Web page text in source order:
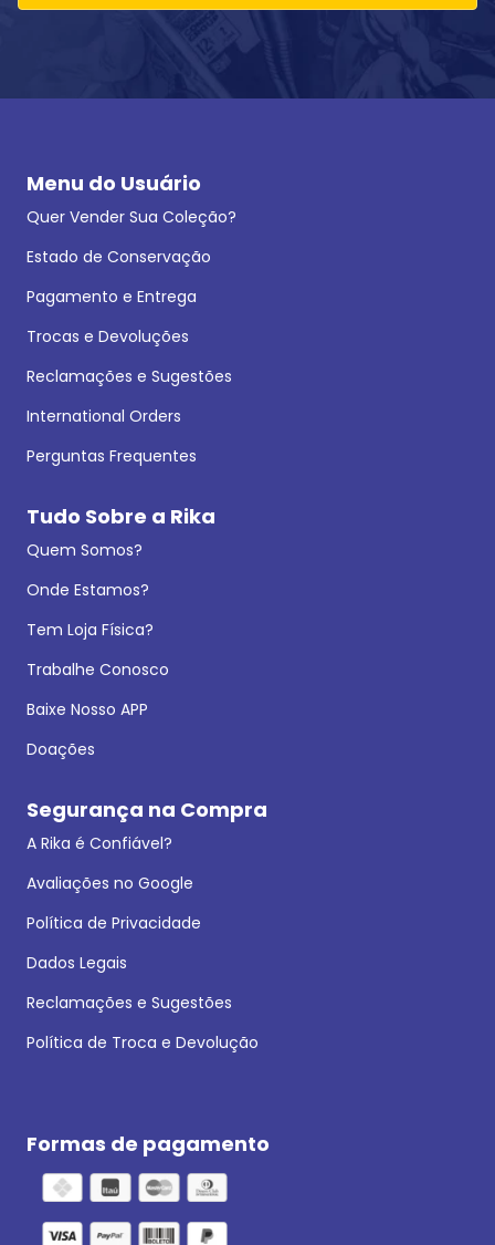
Menu do Usuário
Quer Vender Sua Coleção?
Estado de Conservação
Pagamento e Entrega
Trocas e Devoluções
Reclamações e Sugestões
International Orders
Perguntas Frequentes
Tudo Sobre a Rika
Quem Somos?
Onde Estamos?
Tem Loja Física?
Trabalhe Conosco
Baixe Nosso APP
Doações
Segurança na Compra
A Rika é Confiável?
Avaliações no Google
Política de Privacidade
Dados Legais
Reclamações e Sugestões
Política de Troca e Devolução
Formas de pagamento